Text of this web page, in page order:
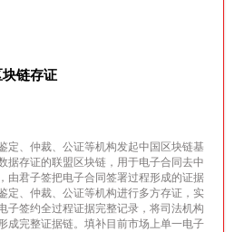
链存证
定、仲裁、公证等机构发起中国区块链基
据存证的联盟区块链，用于电子合同去中
由君子签把电子合同签署过程形成的证据
定、仲裁、公证等机构进行多方存证，实
子签约全过程证据完整记录，将司法机构
成完整证据链。填补目前市场上单一电子